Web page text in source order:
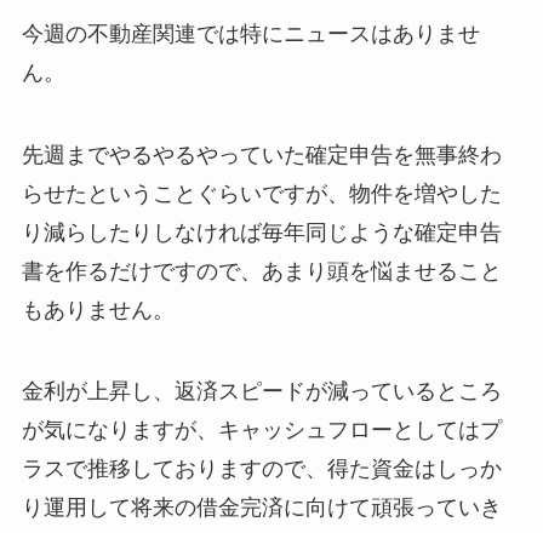
今週の不動産関連では特にニュースはありませ
ん。
先週までやるやるやっていた確定申告を無事終わ
らせたということぐらいですが、物件を増やした
り減らしたりしなければ毎年同じような確定申告
書を作るだけですので、あまり頭を悩ませること
もありません。
金利が上昇し、返済スピードが減っているところ
が気になりますが、キャッシュフローとしてはプ
ラスで推移しておりますので、得た資金はしっか
り運用して将来の借金完済に向けて頑張っていき